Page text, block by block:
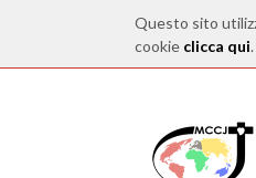
Questo sito
cookie clicca qui